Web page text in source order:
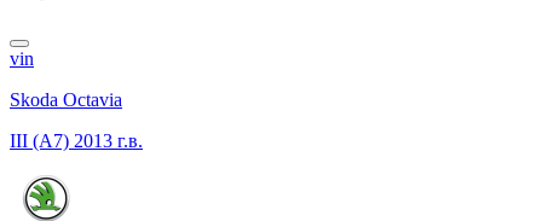
vin
Skoda Octavia
III (A7) 2013 г.в.